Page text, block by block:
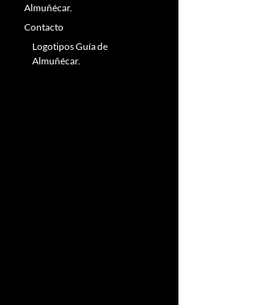
Almuñécar.
Contacto
Logotipos Guía de
Almuñécar.